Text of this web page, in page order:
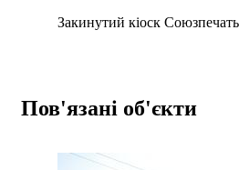
Закинутий кіоск
Пов'язані об'єкти